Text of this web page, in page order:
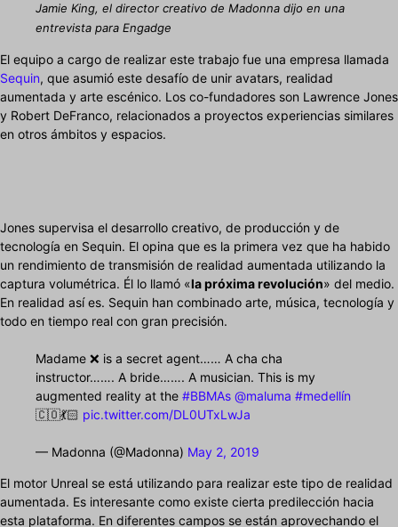
Jamie King, el director creativo de Madonna dijo en una
entrevista para Engadge
El equipo a cargo de realizar este trabajo fue una empresa llamada
Sequin, que asumió este desafío de unir avatars, realidad
aumentada y arte escénico. Los co-fundadores son Lawrence Jones
y Robert DeFranco, relacionados a proyectos experiencias similares
en otros ámbitos y espacios.
Jones supervisa el desarrollo creativo, de producción y de
tecnología en Sequin. El opina que es la primera vez que ha habido
un rendimiento de transmisión de realidad aumentada utilizando la
captura volumétrica. Él lo llamó «la próxima revolución» del medio.
En realidad así es. Sequin han combinado arte, música, tecnología y
todo en tiempo real con gran precisión.
Madame ❌ is a secret agent…… A cha cha
instructor……. A bride……. A musician. This is my
augmented reality at the #BBMAs @maluma #medellín
🇨🇴💃🏻 pic.twitter.com/DL0UTxLwJa
— Madonna (@Madonna) May 2, 2019
El motor Unreal se está utilizando para realizar este tipo de realidad
aumentada. Es interesante como existe cierta predilección hacia
esta plataforma. En diferentes campos se están aprovechando el